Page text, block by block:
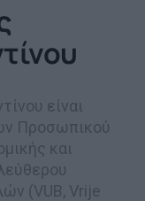
είναι
Προσωπικού
και
(VUB, Vrije